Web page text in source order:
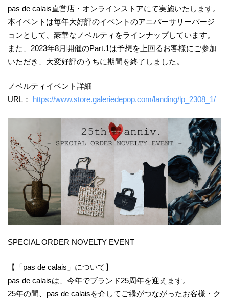
pas de calais直営店・オンラインストアにて実施いたします。
本イベントは毎年大好評のイベントのアニバーサリーバージ
ョンとして、豪華なノベルティをラインナップしています。
また、2023年8月開催のPart.1は予想を上回るお客様にご参加
いただき、大変好評のうちに期間を終了しました。
ノベルティイベント詳細
URL： https://www.store.galeriedepop.com/landing/lp_2308_1/
SPECIAL ORDER NOVELTY EVENT
【「pas de calais」について】
pas de calaisは、今年でブランド25周年を迎えます。
25年の間、pas de calaisを介してご縁がつながったお客様・ク